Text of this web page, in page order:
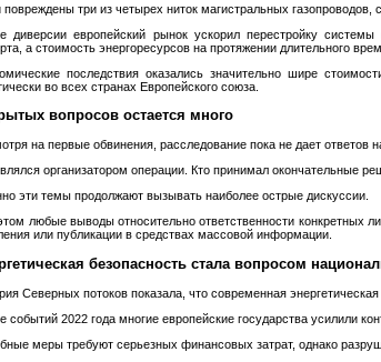
три из четырех ниток магистральных газопроводов,
диверсии европейский рынок ускорил перестройку системы
а стоимость энергоресурсов на протяжении длительного
последствия оказались значительно шире
во всех странах Европейского союза.
вопросов остается много
на первые обвинения, расследование пока не дает ответов
организатором операции. Кто принимал окончательные
эти темы продолжают вызывать наиболее острые дискуссии.
любые выводы относительно ответственности конкретных
или публикации в средствах массовой информации.
безопасность стала вопросом
Северных потоков показала, что современная
событий 2022 года многие европейские государства усилили
меры требуют серьезных финансовых затрат, однако